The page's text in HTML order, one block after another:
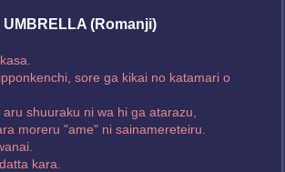
UMBRELLA (Romanji)
sore ga kikai no katamari o
shuuraku ni wa hi ga atarazu,
moreru "ame" ni sainamereteiru.
kara.